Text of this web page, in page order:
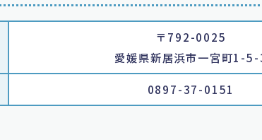
〒792-0025
愛媛県新居浜市一宮町1-5-
0897-37-0151